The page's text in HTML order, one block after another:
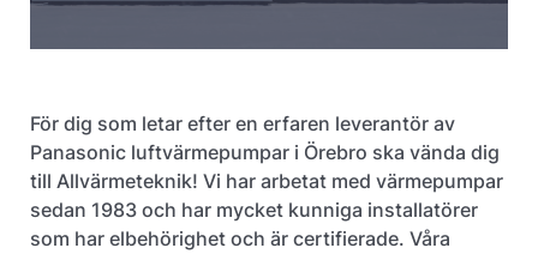
För dig som letar efter en erfaren leverantör av
Panasonic luftvärmepumpar i Örebro ska vända dig
till Allvärmeteknik! Vi har arbetat med värmepumpar
sedan 1983 och har mycket kunniga installatörer
som har elbehörighet och är certifierade. Våra